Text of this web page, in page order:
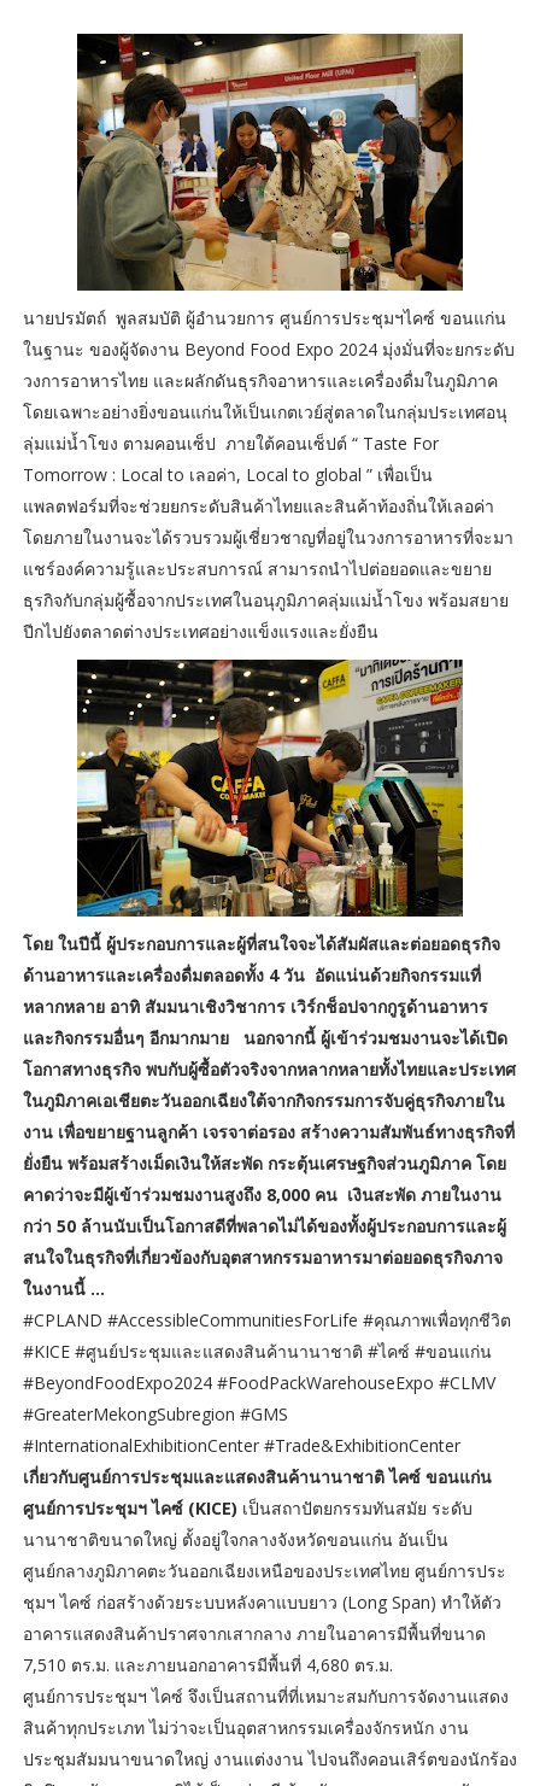
นายปรมัตถ์ พูลสมบัติ ผู้อำนวยการ ศูนย์การประชุมฯไคซ์ ขอนแก่น
ในฐานะ ของผู้จัดงาน Beyond Food Expo 2024 มุ่งมั่นที่จะยกระดับ
วงการอาหารไทย และผลักดันธุรกิจอาหารและเครื่องดื่มในภูมิภาค
โดยเฉพาะอย่างยิ่งขอนแก่นให้เป็นเกตเวย์สู่ตลาดในกลุ่มประเทศอนุ
ลุ่มแม่น้ำโขง ตามคอนเซ็ป ภายใต้คอนเซ็ปต์ “ Taste For
Tomorrow : Local to เลอค่า, Local to global ” เพื่อเป็น
แพลตฟอร์มที่จะช่วยยกระดับสินค้าไทยและสินค้าท้องถิ่นให้เลอค่า
โดยภายในงานจะได้รวบรวมผู้เชี่ยวชาญที่อยู่ในวงการอาหารที่จะมา
แชร์องค์ความรู้และประสบการณ์ สามารถนำไปต่อยอดและขยาย
ธุรกิจกับกลุ่มผู้ซื้อจากประเทศในอนุภูมิภาคลุ่มแม่น้ำโขง พร้อมสยาย
ปีกไปยังตลาดต่างประเทศอย่างแข็งแรงและยั่งยืน
โดย ในปีนี้ ผู้ประกอบการและผู้ที่สนใจจะได้สัมผัสและต่อยอดธุรกิจ
ด้านอาหารและเครื่องดื่มตลอดทั้ง 4 วัน อัดแน่นด้วยกิจกรรมแที่
หลากหลาย อาทิ สัมมนาเชิงวิชาการ เวิร์กช็อปจากกูรูด้านอาหาร
และกิจกรรมอื่นๆ อีกมากมาย นอกจากนี้ ผู้เข้าร่วมชมงานจะได้เปิด
โอกาสทางธุรกิจ พบกับผู้ซื้อตัวจริงจากหลากหลายทั้งไทยและประเทศ
ในภูมิภาคเอเชียตะวันออกเฉียงใต้จากกิจกรรมการจับคู่ธุรกิจภายใน
งาน เพื่อขยายฐานลูกค้า เจรจาต่อรอง สร้างความสัมพันธ์ทางธุรกิจที่
ยั่งยืน พร้อมสร้างเม็ดเงินให้สะพัด กระตุ้นเศรษฐกิจส่วนภูมิภาค โดย
คาดว่าจะมีผู้เข้าร่วมชมงานสูงถึง 8,000 คน เงินสะพัด ภายในงาน
กว่า 50 ล้านนับเป็นโอกาสดีที่พลาดไม่ได้ของทั้งผู้ประกอบการและผู้
สนใจในธุรกิจที่เกี่ยวข้องกับอุตสาหกรรมอาหารมาต่อยอดธุรกิจภาจ
ในงานนี้ ...
#CPLAND #AccessibleCommunitiesForLife #คุณภาพเพื่อทุกชีวิต
#KICE #ศูนย์ประชุมและแสดงสินค้านานาชาติ #ไคซ์ #ขอนแก่น
#BeyondFoodExpo2024 #FoodPackWarehouseExpo #CLMV
#GreaterMekongSubregion #GMS
#InternationalExhibitionCenter #Trade&ExhibitionCenter
เกี่ยวกับศูนย์การประชุมและแสดงสินค้านานาชาติ ไคซ์ ขอนแก่น
ศูนย์การประชุมฯ ไคซ์ (KICE) เป็นสถาปัตยกรรมทันสมัย ระดับ
นานาชาติขนาดใหญ่ ตั้งอยู่ใจกลางจังหวัดขอนแก่น อันเป็น
ศูนย์กลางภูมิภาคตะวันออกเฉียงเหนือของประเทศไทย ศูนย์การประ
ชุมฯ ไคซ์ ก่อสร้างด้วยระบบหลังคาแบบยาว (Long Span) ทำให้ตัว
อาคารแสดงสินค้าปราศจากเสากลาง ภายในอาคารมีพื้นที่ขนาด
7,510 ตร.ม. และภายนอกอาคารมีพื้นที่ 4,680 ตร.ม.
ศูนย์การประชุมฯ ไคซ์ จึงเป็นสถานที่ที่เหมาะสมกับการจัดงานแสดง
สินค้าทุกประเภท ไม่ว่าจะเป็นอุตสาหกรรมเครื่องจักรหนัก งาน
ประชุมสัมมนาขนาดใหญ่ งานแต่งงาน ไปจนถึงคอนเสิร์ตของนักร้อง